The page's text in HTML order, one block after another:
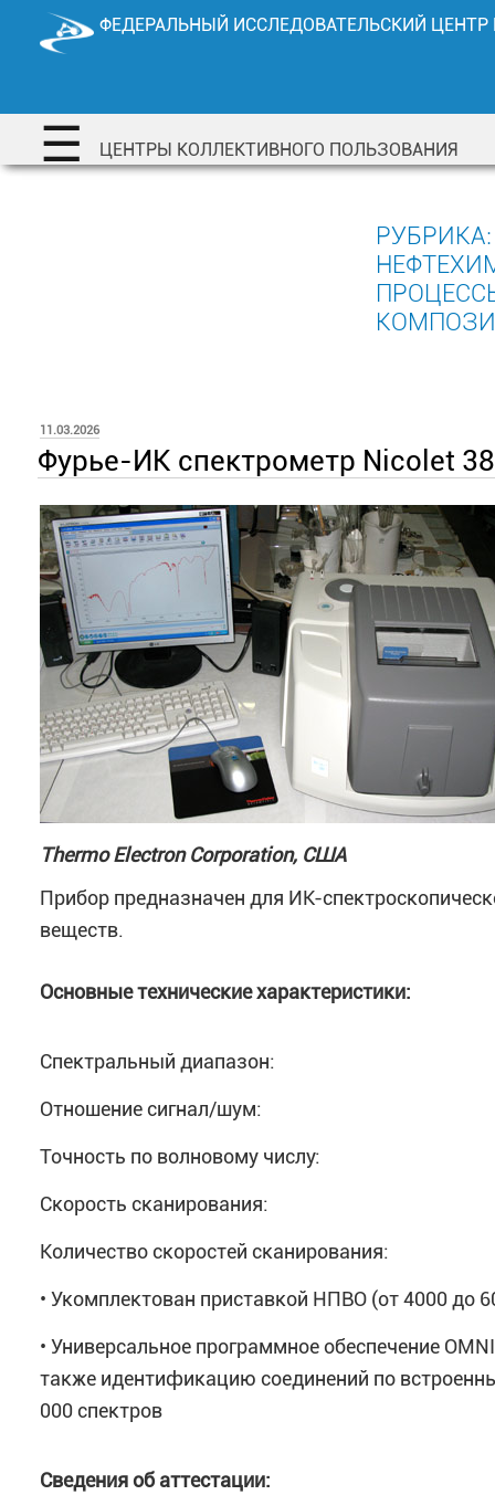
Перейти
ФЕДЕРАЛЬНЫЙ ИССЛЕДОВАТЕЛЬСКИЙ
☰ ЦЕНТРЫ КОЛЛЕКТИВНОГО ПОЛЬЗОВАНИЯ
ОПУБЛИКОВАНО
11.03.2026
Фурье-ИК спектрометр Nicolet
Thermo Electron Corporation, США
Прибор предназначен для ИК-
веществ.
Основные технические характеристики:
Спектральный диапазон:
Отношение сигнал/шум:
Точность по волновому числу:
Скорость сканирования:
Количество скоростей сканирования:
• Укомплектован приставкой НПВО (от 4000 до
• Универсальное программное обеспечение
также идентификацию соединений по
000 спектров
Сведения об аттестации: